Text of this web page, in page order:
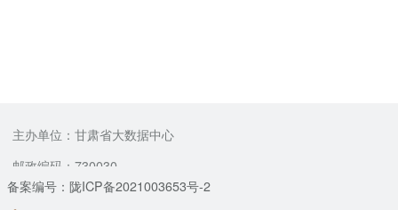
主办单位：甘肃省大数据中心
邮政编码：730030
备案编号：陇ICP备2021003653号-2